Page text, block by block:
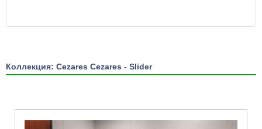
Коллекция: Cezares Cezares - Slider